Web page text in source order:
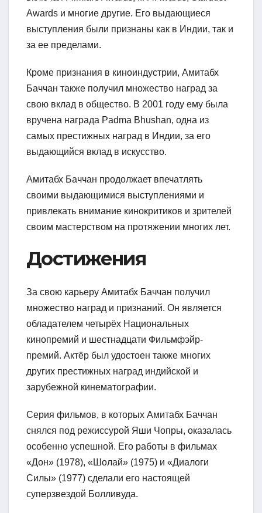
Awards и многие другие. Его выдающиеся
выступления были признаны как в Индии, так и
за ее пределами.
Кроме признания в киноиндустрии, Амитабх
Баччан также получил множество наград за
свою вклад в общество. В 2001 году ему была
вручена награда Padma Bhushan, одна из
самых престижных наград в Индии, за его
выдающийся вклад в искусство.
Амитабх Баччан продолжает впечатлять
своими выдающимися выступлениями и
привлекать внимание кинокритиков и зрителей
своим мастерством на протяжении многих лет.
Достижения
За свою карьеру Амитабх Баччан получил
множество наград и признаний. Он является
обладателем четырёх Национальных
кинопремий и шестнадцати Фильмфэйр-
премий. Актёр был удостоен также многих
других престижных наград индийской и
зарубежной кинематографии.
Серия фильмов, в которых Амитабх Баччан
снялся под режиссурой Яши Чопры, оказалась
особенно успешной. Его работы в фильмах
«Дон» (1978), «Шолай» (1975) и «Диалоги
Силы» (1977) сделали его настоящей
суперзвездой Болливуда.